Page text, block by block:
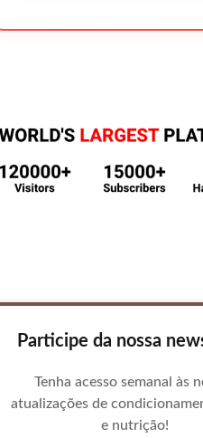
Participe da nossa
Tenha acesso semanal às
atualizações de
e nutrição!